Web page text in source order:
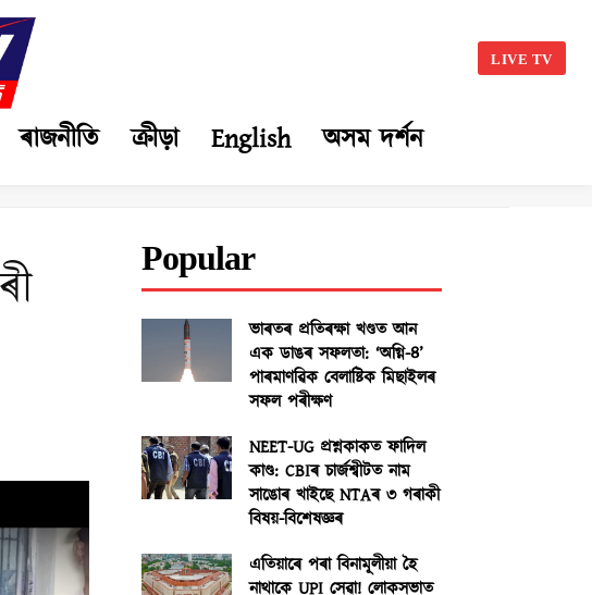
LIVE TV
ৰাজনীতি ক্ৰীড়া English অসম দৰ্শন
Popular
ভাৰতৰ প্ৰতিৰক্ষা খণ্ডত আন
এক ডাঙৰ সফলতা: ‘অগ্নি-৪’
পাৰমাণৱিক বেলাষ্টিক মিছাইলৰ
সফল পৰীক্ষণ
NEET-UG প্ৰশ্নকাকত ফাদিল
কাণ্ড: CBIৰ চাৰ্জশ্বীটত নাম
সাঙোৰ খাইছে NTAৰ ৩ গৰাকী
বিষয়-বিশেষজ্ঞৰ
এতিয়াৰে পৰা বিনামূলীয়া হৈ
নাথাকে UPI সেৱা! লোকসভাত